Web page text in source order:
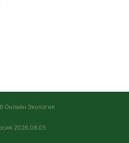
Онлайн Экология
2026.08.05